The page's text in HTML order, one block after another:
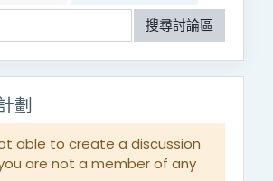
搜尋討論區
劃
able to create a discussion
are not a member of any